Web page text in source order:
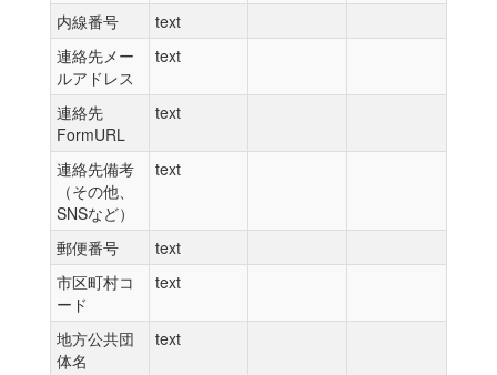
内線番号
text
連絡先メー
ルアドレス
text
連絡先
FormURL
text
連絡先備考
（その他、
SNSなど）
text
郵便番号
text
市区町村コ
ード
text
地方公共団
体名
text